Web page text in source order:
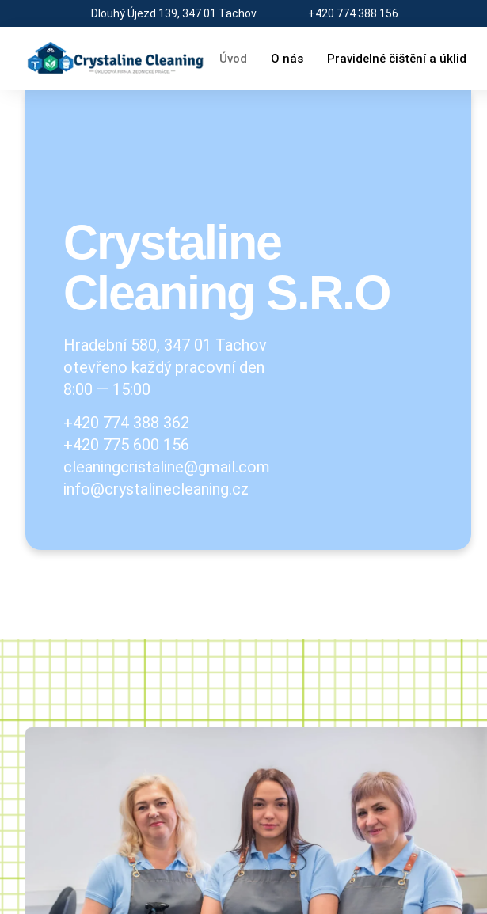
Dlouhý Újezd 139, 347 01 Tachov +420 774 388 156
Úvod O nás Pravidelné čištění a úklid
Crystaline
Cleaning S.r.o
Hradební 580, 347 01 Tachov
otevřeno každý pracovní den
8:00 — 15:00
+420 774 388 362
+420 775 600 156
cleaningcristaline@gmail.com
info@crystalinecleaning.cz